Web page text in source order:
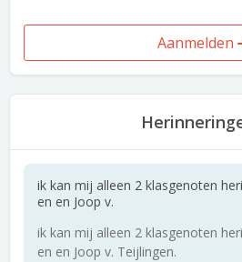
Aanmelden
ik kan mij alleen 2 klasgenoten
en en Joop v.
ik kan mij alleen 2 klasgenoten
en en Joop v. Teijlingen.